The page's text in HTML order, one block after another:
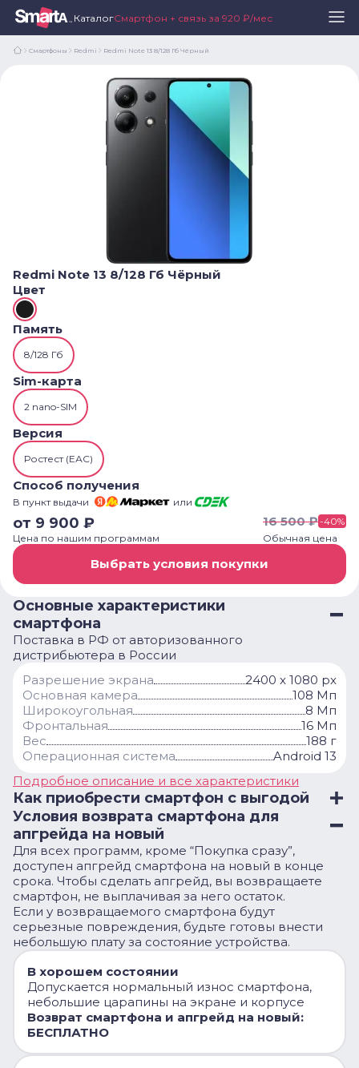
КаталогСмартфон + связь за 920 ₽/мес
Смартфоны Redmi Redmi Note 13 8/128 Гб Чёрный
Redmi Note 13 8/128 Гб Чёрный
Цвет
Память
8/128 Гб
Sim-карта
2 nano-SIM
Версия
Ростест (ЕАС)
Способ получения
В пункт выдачи или
от 9 900 ₽
Цена по нашим программам
16 500₽-40%
Обычная цена
Выбрать условия покупки
Основные характеристики
смартфона
Поставка в РФ от авторизованного
дистрибьютера в России
Разрешение экрана
2400 x 1080 px
Основная камера
108 Мп
Широкоугольная
8 Мп
Фронтальная
16 Мп
Вес
188 г
Операционная система
Android 13
Подробное описание и все характеристики
Как приобрести смартфон с выгодой
Условия возврата смартфона для
апгрейда на новый
Для всех программ, кроме “Покупка сразу”,
доступен апгрейд смартфона на новый в конце
срока. Чтобы сделать апгрейд, вы возвращаете
смартфон, не выплачивая за него остаток.
Если у возвращаемого смартфона будут
серьезные повреждения, будьте готовы внести
небольшую плату за состояние устройства.
В хорошем состоянии
Допускается нормальный износ смартфона,
небольшие царапины на экране и корпусе
Возврат смартфона и апгрейд на новый:
БЕСПЛАТНО